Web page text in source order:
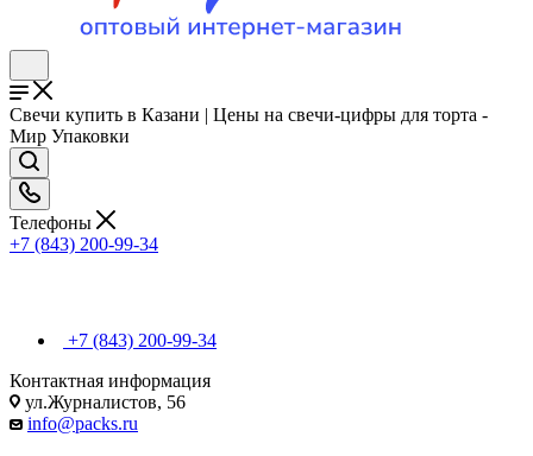
Свечи купить в Казани | Цены на свечи-цифры для торта -
Мир Упаковки
Телефоны
+7 (843) 200-99-34
+7 (843) 200-99-34
Контактная информация
ул.Журналистов, 56
info@packs.ru